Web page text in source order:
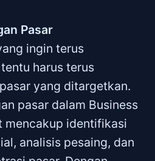
Pasar
ingin terus
harus terus
yang ditargetkan.
pasar dalam Business
mencakup identifikasi
analisis pesaing, dan